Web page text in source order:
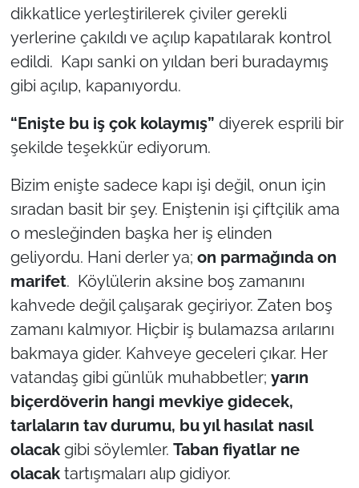
dikkatlice yerleştirilerek çiviler gerekli
yerlerine çakıldı ve açılıp kapatılarak kontrol
edildi. Kapı sanki on yıldan beri buradaymış
gibi açılıp, kapanıyordu.
“Enişte bu iş çok kolaymış” diyerek esprili bir
şekilde teşekkür ediyorum.
Bizim enişte sadece kapı işi değil, onun için
sıradan basit bir şey. Eniştenin işi çiftçilik ama
o mesleğinden başka her iş elinden
geliyordu. Hani derler ya; on parmağında on
marifet. Köylülerin aksine boş zamanını
kahvede değil çalışarak geçiriyor. Zaten boş
zamanı kalmıyor. Hiçbir iş bulamazsa arılarını
bakmaya gider. Kahveye geceleri çıkar. Her
vatandaş gibi günlük muhabbetler; yarın
biçerdöverin hangi mevkiye gidecek,
tarlaların tav durumu, bu yıl hasılat nasıl
olacak gibi söylemler. Taban fiyatlar ne
olacaktartışmaları alıp gidiyor.
KIRKLARELİ
ÇANAKKALE
Bölge
Güvenlik
Genel
Flaş Haber
Dış Haberler
Magazin
İş Dünyası
Bilim Teknoloji